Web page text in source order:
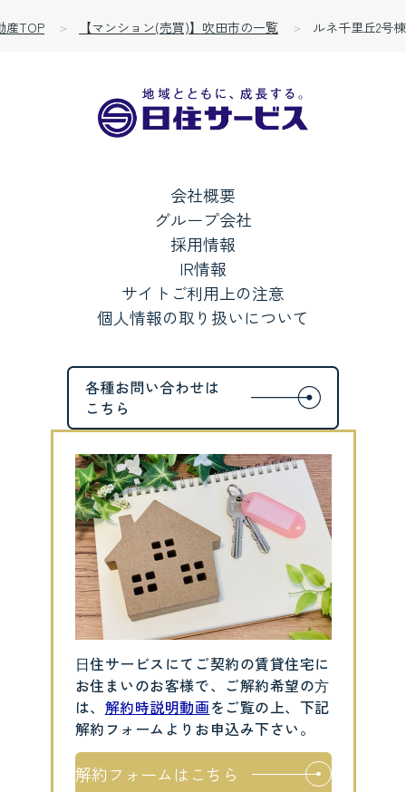
産TOP 【マンション(売買)】吹田市の一覧 ルネ千里丘2号棟
会社概要
グループ会社
採用情報
IR情報
サイトご利用上の注意
個人情報の取り扱いについて
⽇住サービスにてご契約の賃貸住宅に
お住まいのお客様で、ご解約希望の⽅
は、 解約時説明動画をご覧の上、下記
解約フォームよりお申込み下さい。
解約フォームはこちら